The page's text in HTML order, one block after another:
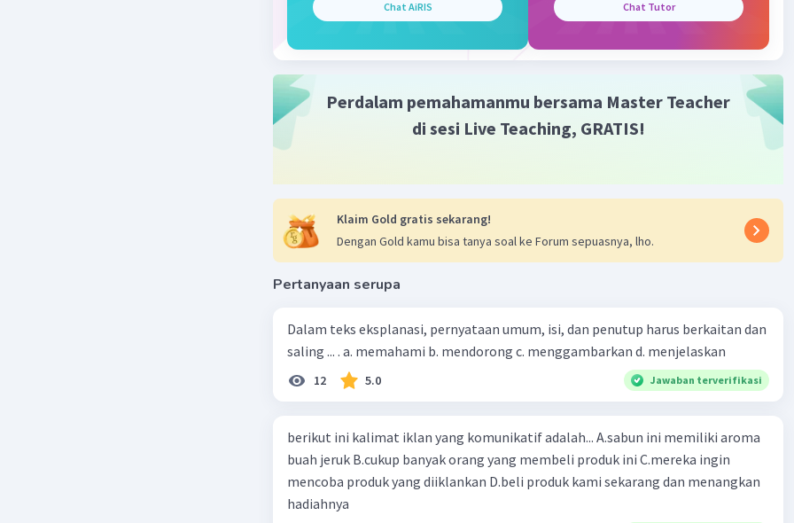
Chat AiRIS Chat Tutor
Perdalam pemahamanmu bersama Master Teacher
di sesi Live Teaching, GRATIS!
Klaim Gold gratis sekarang!
Dengan Gold kamu bisa tanya soal ke Forum sepuasnya, lho.
Pertanyaan serupa
Dalam teks eksplanasi, pernyataan umum, isi, dan penutup harus berkaitan dan
saling ... . a. memahami b. mendorong c. menggambarkan d. menjelaskan
12 5.0 Jawaban terverifikasi
berikut ini kalimat iklan yang komunikatif adalah... A.sabun ini memiliki aroma
buah jeruk B.cukup banyak orang yang membeli produk ini C.mereka ingin
mencoba produk yang diiklankan D.beli produk kami sekarang dan menangkan
hadiahnya